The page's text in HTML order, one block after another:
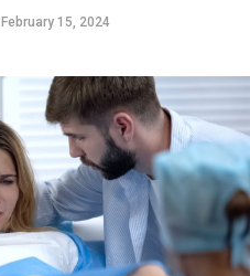
February 15, 2024